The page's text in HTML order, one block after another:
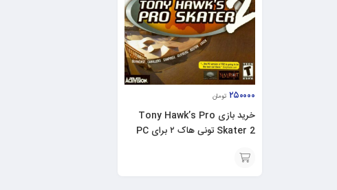
۲۵۰۰۰۰ تومان
خرید بازی Tony Hawk’s Pro
Skater 2 تونی هاک ۲ برای PC